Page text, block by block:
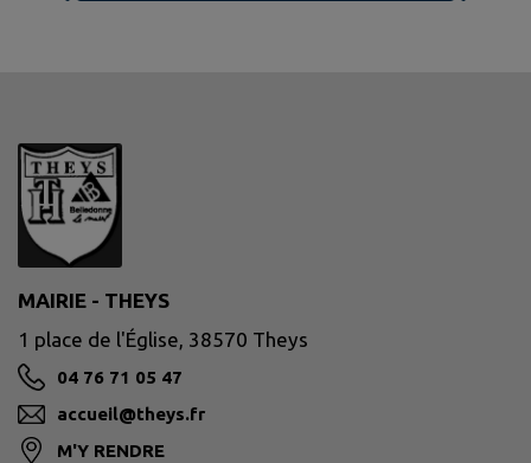
MAIRIE - THEYS
1 place de l'Église, 38570 Theys
04 76 71 05 47
accueil@theys.fr
M'Y RENDRE